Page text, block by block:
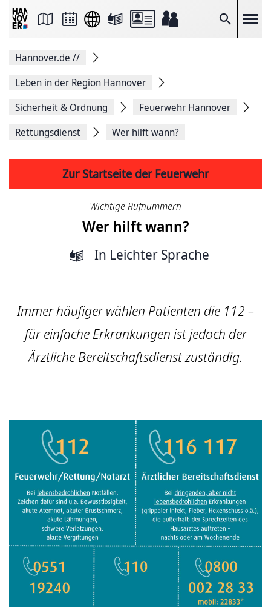
Suche
Seite
Facebook
teilen
Seitenlink
Seite
Hannover.de //
Leben in der Region Hannover
Sicherheit & Ordnung
Feuerwehr Hannover
Rettungsdienst
Wer hilft wann?
Zur Startseite der Feuerwehr
Wichtige Rufnummern
Wer hilft wann?
In Leichter Sprache
Immer häufiger wählen Patienten die 112 –
für einfache Erkrankungen ist jedoch der
Ärztliche Bereitschaftsdienst zuständig.